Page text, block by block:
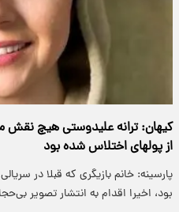
کیهان: ترانه علیدوستی هیچ نقش
از پولهای اختلاس شده بود
پارسینه: خانم بازیگری که قبلا در
بود، اخیرا اقدام به انتشار تصویر